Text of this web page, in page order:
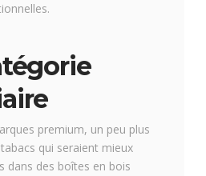
premium, un peu plus
qui seraient mieux
dans des boîtes en bois